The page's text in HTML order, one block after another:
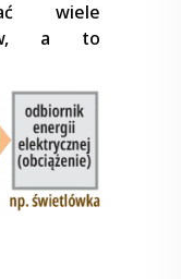
wiele
a to